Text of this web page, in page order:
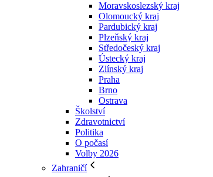
Moravskoslezský kraj
Olomoucký kraj
Pardubický kraj
Plzeňský kraj
Středočeský kraj
Ústecký kraj
Zlínský kraj
Praha
Brno
Ostrava
Školství
Zdravotnictví
Politika
O počasí
Volby 2026
Zahraničí